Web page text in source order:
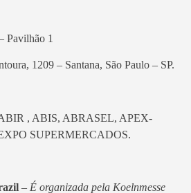
Pavilhão 1
1209 – Santana, São Paulo – SP.
, ABIS, ABRASEL, APEX-
SUPERMERCADOS.
– É organizada pela Koelnmesse